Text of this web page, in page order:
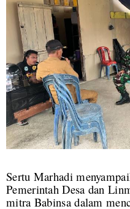
Sertu Marhadi
Pemerintah Desa dan
mitra Babinsa dalam